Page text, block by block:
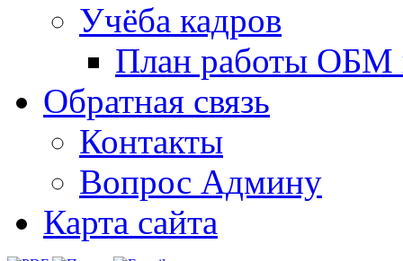
Учёба кадров
План работы ОБМ
Обратная связь
Контакты
Вопрос Админу
Карта сайта